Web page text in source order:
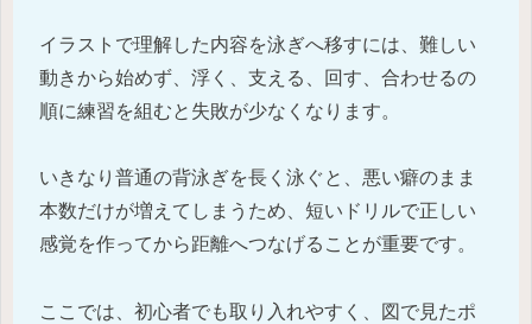
イラストで理解した内容を泳ぎへ移すには、難しい
動きから始めず、浮く、支える、回す、合わせるの
順に練習を組むと失敗が少なくなります。
いきなり普通の背泳ぎを長く泳ぐと、悪い癖のまま
本数だけが増えてしまうため、短いドリルで正しい
感覚を作ってから距離へつなげることが重要です。
ここでは、初心者でも取り入れやすく、図で見たポ